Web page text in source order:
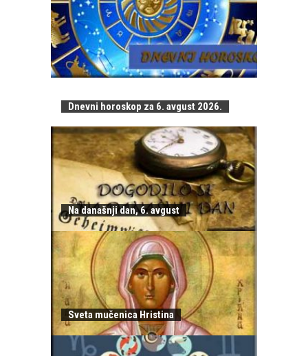
Dnevni horoskop za 6. avgust 2026.
Na današnji dan, 6. avgust
Sveta mučenica Hristina